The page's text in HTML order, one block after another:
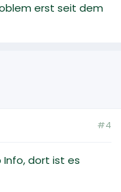
erst seit dem
#4
Info, dort ist es